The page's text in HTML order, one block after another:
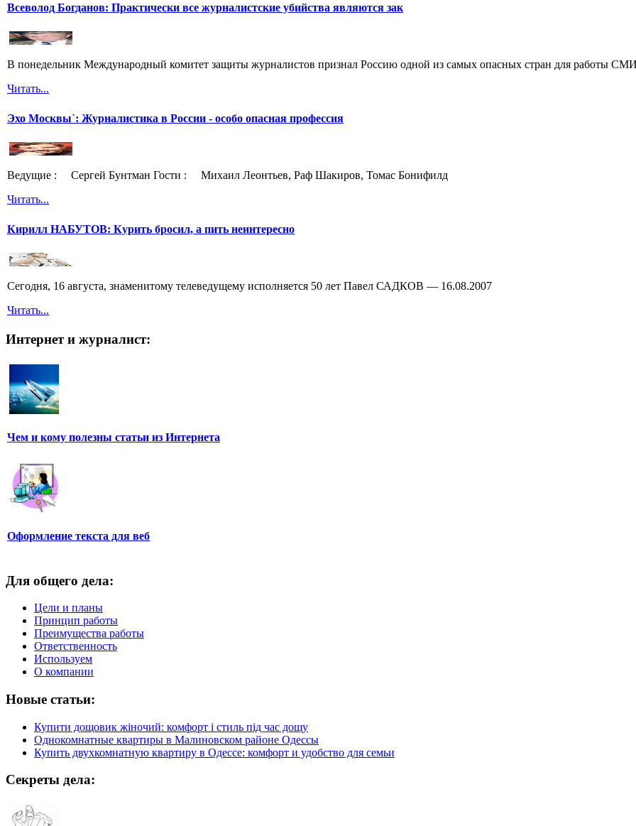
Всеволод Богданов: Практически все журналистские убийства являются зак
В понедельник Международный комитет защиты журналистов признал Россию одной из самых опасных стран для работы
Читать...
Эхо Москвы`: Журналистика в России - особо опасная профессия
Ведущие : Сергей Бунтман Гости : Михаил Леонтьев, Раф Шакиров, Томас Бонифилд
Читать...
Кирилл НАБУТОВ: Курить бросил, а пить неинтересно
Сегодня, 16 августа, знаменитому телеведущему исполняется 50 лет Павел САДКОВ — 16.08.2007
Читать...
Интернет и журналист:
Чем и кому полезны статьи из Интернета
Оформление текста для веб
Для общего дела:
Цели и планы
Принцип работы
Преимущества работы
Ответственность
Используем
О компании
Новые статьи:
Купити дощовик жіночий: комфорт і стиль під час дощу
Однокомнатные квартиры в Малиновском районе Одессы
Купить двухкомнатную квартиру в Одессе: комфорт и удобство для семьи
Секреты дела: